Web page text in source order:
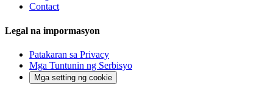
Contact
Legal na impormasyon
Patakaran sa Privacy
Mga Tuntunin ng Serbisyo
Mga setting ng cookie